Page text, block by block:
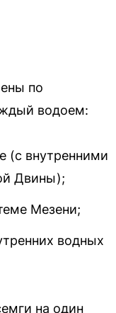
по
водоем:
(с внутренними
Двины);
Мезени;
водных
на один